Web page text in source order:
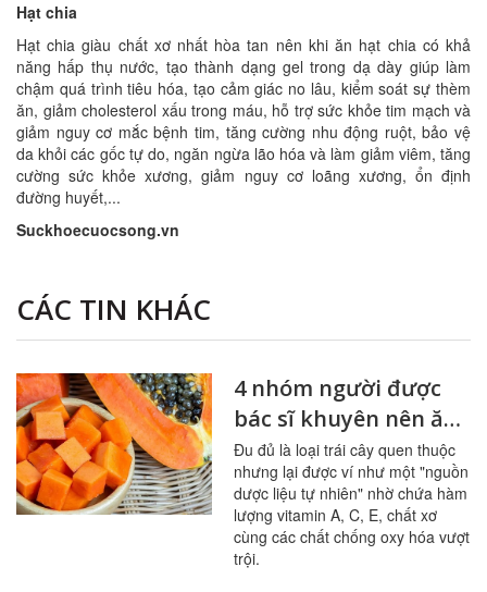
Hạt chia
Hạt chia giàu chất xơ nhất hòa tan nên khi ăn hạt chia có khả
năng hấp thụ nước, tạo thành dạng gel trong dạ dày giúp làm
chậm quá trình tiêu hóa, tạo cảm giác no lâu, kiểm soát sự thèm
ăn, giảm cholesterol xấu trong máu, hỗ trợ sức khỏe tim mạch và
giảm nguy cơ mắc bệnh tim, tăng cường nhu động ruột, bảo vệ
da khỏi các gốc tự do, ngăn ngừa lão hóa và làm giảm viêm, tăng
cường sức khỏe xương, giảm nguy cơ loãng xương, ổn định
đường huyết,...
Suckhoecuocsong.vn
CÁC TIN KHÁC
4 nhóm người được
bác sĩ khuyên nên ăn
đu đủ thường xuyên
Đu đủ là loại trái cây quen thuộc
nhưng lại được ví như một "nguồn
dược liệu tự nhiên" nhờ chứa hàm
lượng vitamin A, C, E, chất xơ
cùng các chất chống oxy hóa vượt
trội.